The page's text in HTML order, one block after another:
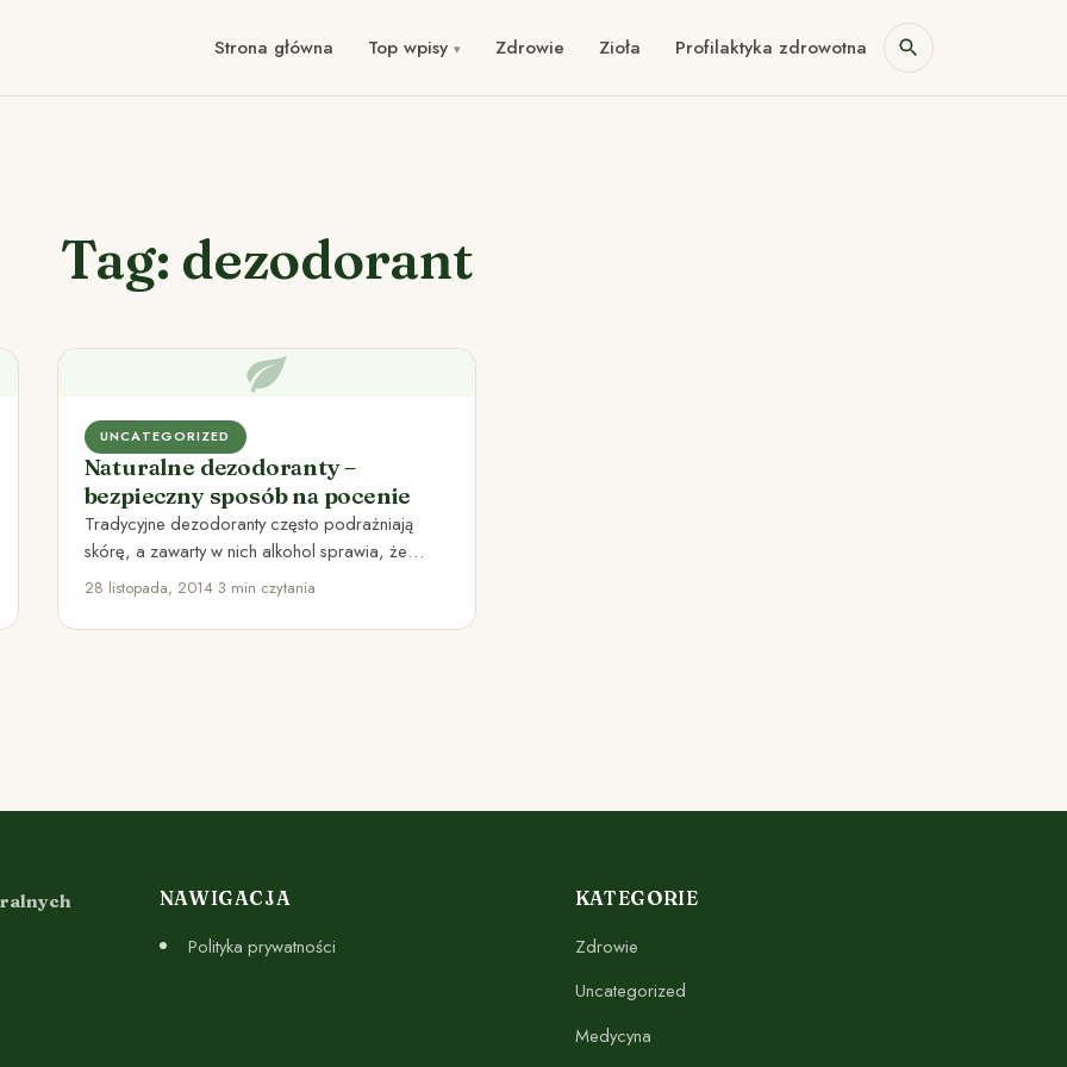
Strona główna Top wpisy Zdrowie Zioła Profilaktyka zdrowotna
Tag: dezodorant
UNCATEGORIZED
Naturalne dezodoranty –
bezpieczny sposób na pocenie
Tradycyjne dezodoranty często podrażniają
skórę, a zawarty w nich alkohol sprawia, że
czujemy szczypanie i nieprzyjemne ściągnięcie.
28 listopada, 2014•3 min czytania
NAWIGACJA
Polityka prywatności
KATEGORIE
Zdrowie
Uncategorized
Medycyna